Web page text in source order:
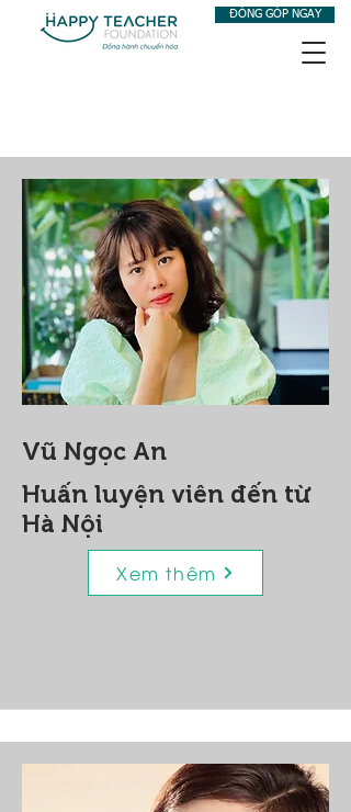
ĐÓNG GÓP NGAY
Vũ Ngọc An
Huấn luyện viên đến từ
Hà Nội
Xem thêm